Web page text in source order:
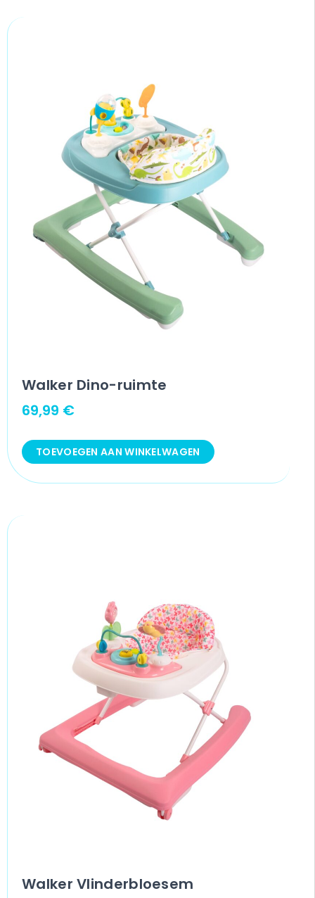
Walker Dino-ruimte
69,99 €
TOEVOEGEN AAN WINKELWAGEN
Walker Vlinderbloesem